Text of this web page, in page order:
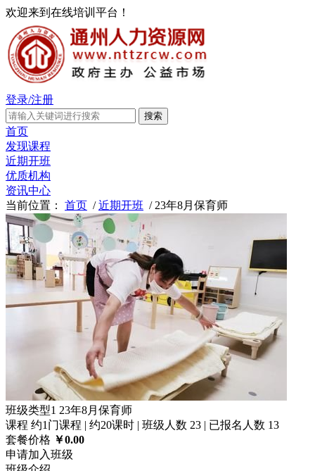
欢迎来到在线培训平台！
登录/注册
首页
发现课程
近期开班
优质机构
资讯中心
当前位置： 首页 /近期开班 / 23年8月保育师
班级类型1 23年8月保育师
课程 约1门课程 | 约20课时 | 班级人数 23 | 已报名人数 13
套餐价格 ￥0.00
申请加入班级